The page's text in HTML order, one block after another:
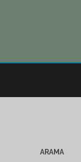
ARAMA